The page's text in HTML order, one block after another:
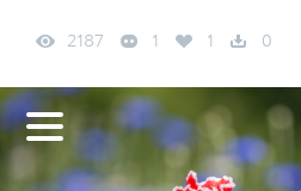
2187 1 1 0